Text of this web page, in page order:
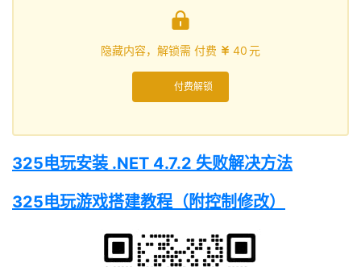

隐藏内容，解锁需 付费  40元
付费解锁
325电玩安装 .NET 4.7.2 失败解决方法
325电玩游戏搭建教程（附控制修改）